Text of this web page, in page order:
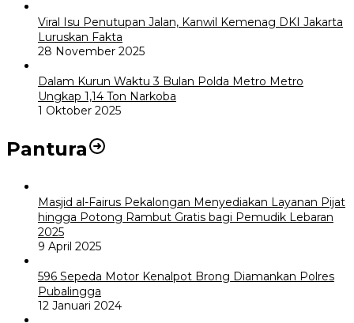
Viral Isu Penutupan Jalan, Kanwil Kemenag DKI Jakarta
Luruskan Fakta
28 November 2025
Dalam Kurun Waktu 3 Bulan Polda Metro Metro
Ungkap 1,14 Ton Narkoba
1 Oktober 2025
Pantura
Masjid al-Fairus Pekalongan Menyediakan Layanan Pijat
hingga Potong Rambut Gratis bagi Pemudik Lebaran
2025
9 April 2025
596 Sepeda Motor Kenalpot Brong Diamankan Polres
Pubalingga
12 Januari 2024